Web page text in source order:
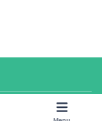
sekciji i na